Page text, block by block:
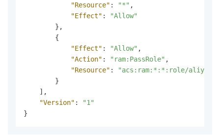
"Resource" : "*" ,
"Effect" :
"Allow"
} ,
{
"Effect" : "Allow" ,
"Action" : "ram:PassRole" ,
"Resource" :
"acs:ram:*:*:role/
}
] ,
"Version" :
"1"
}